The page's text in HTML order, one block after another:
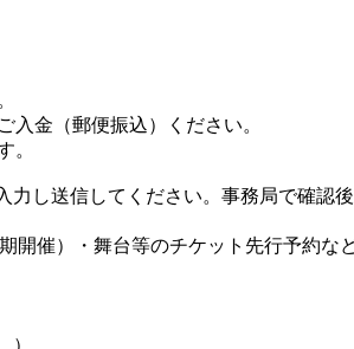
金（郵便振込）ください。
。
し送信してください。事務局で確認
催）・舞台等のチケット先行予約
）